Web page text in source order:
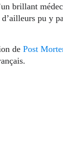
brillant
pu y
de Post